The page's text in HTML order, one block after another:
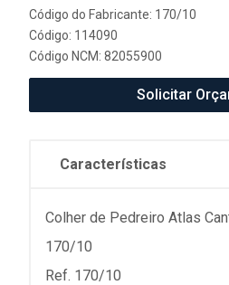
Código do Fabricante: 170/10
Código: 114090
Código NCM: 82055900
Solicitar
Características
Colher de Pedreiro Atlas
170/10
Ref. 170/10